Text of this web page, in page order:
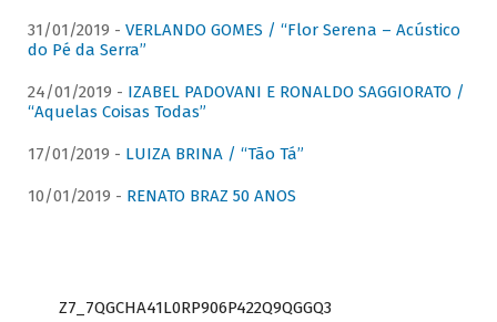
31/01/2019 - VERLANDO GOMES / “Flor Serena – Acústico
do Pé da Serra”
24/01/2019 - IZABEL PADOVANI E RONALDO SAGGIORATO /
“Aquelas Coisas Todas”
17/01/2019 - LUIZA BRINA / “Tão Tá”
10/01/2019 - RENATO BRAZ 50 ANOS
Z7_7QGCHA41L0RP906P422Q9QGGQ3